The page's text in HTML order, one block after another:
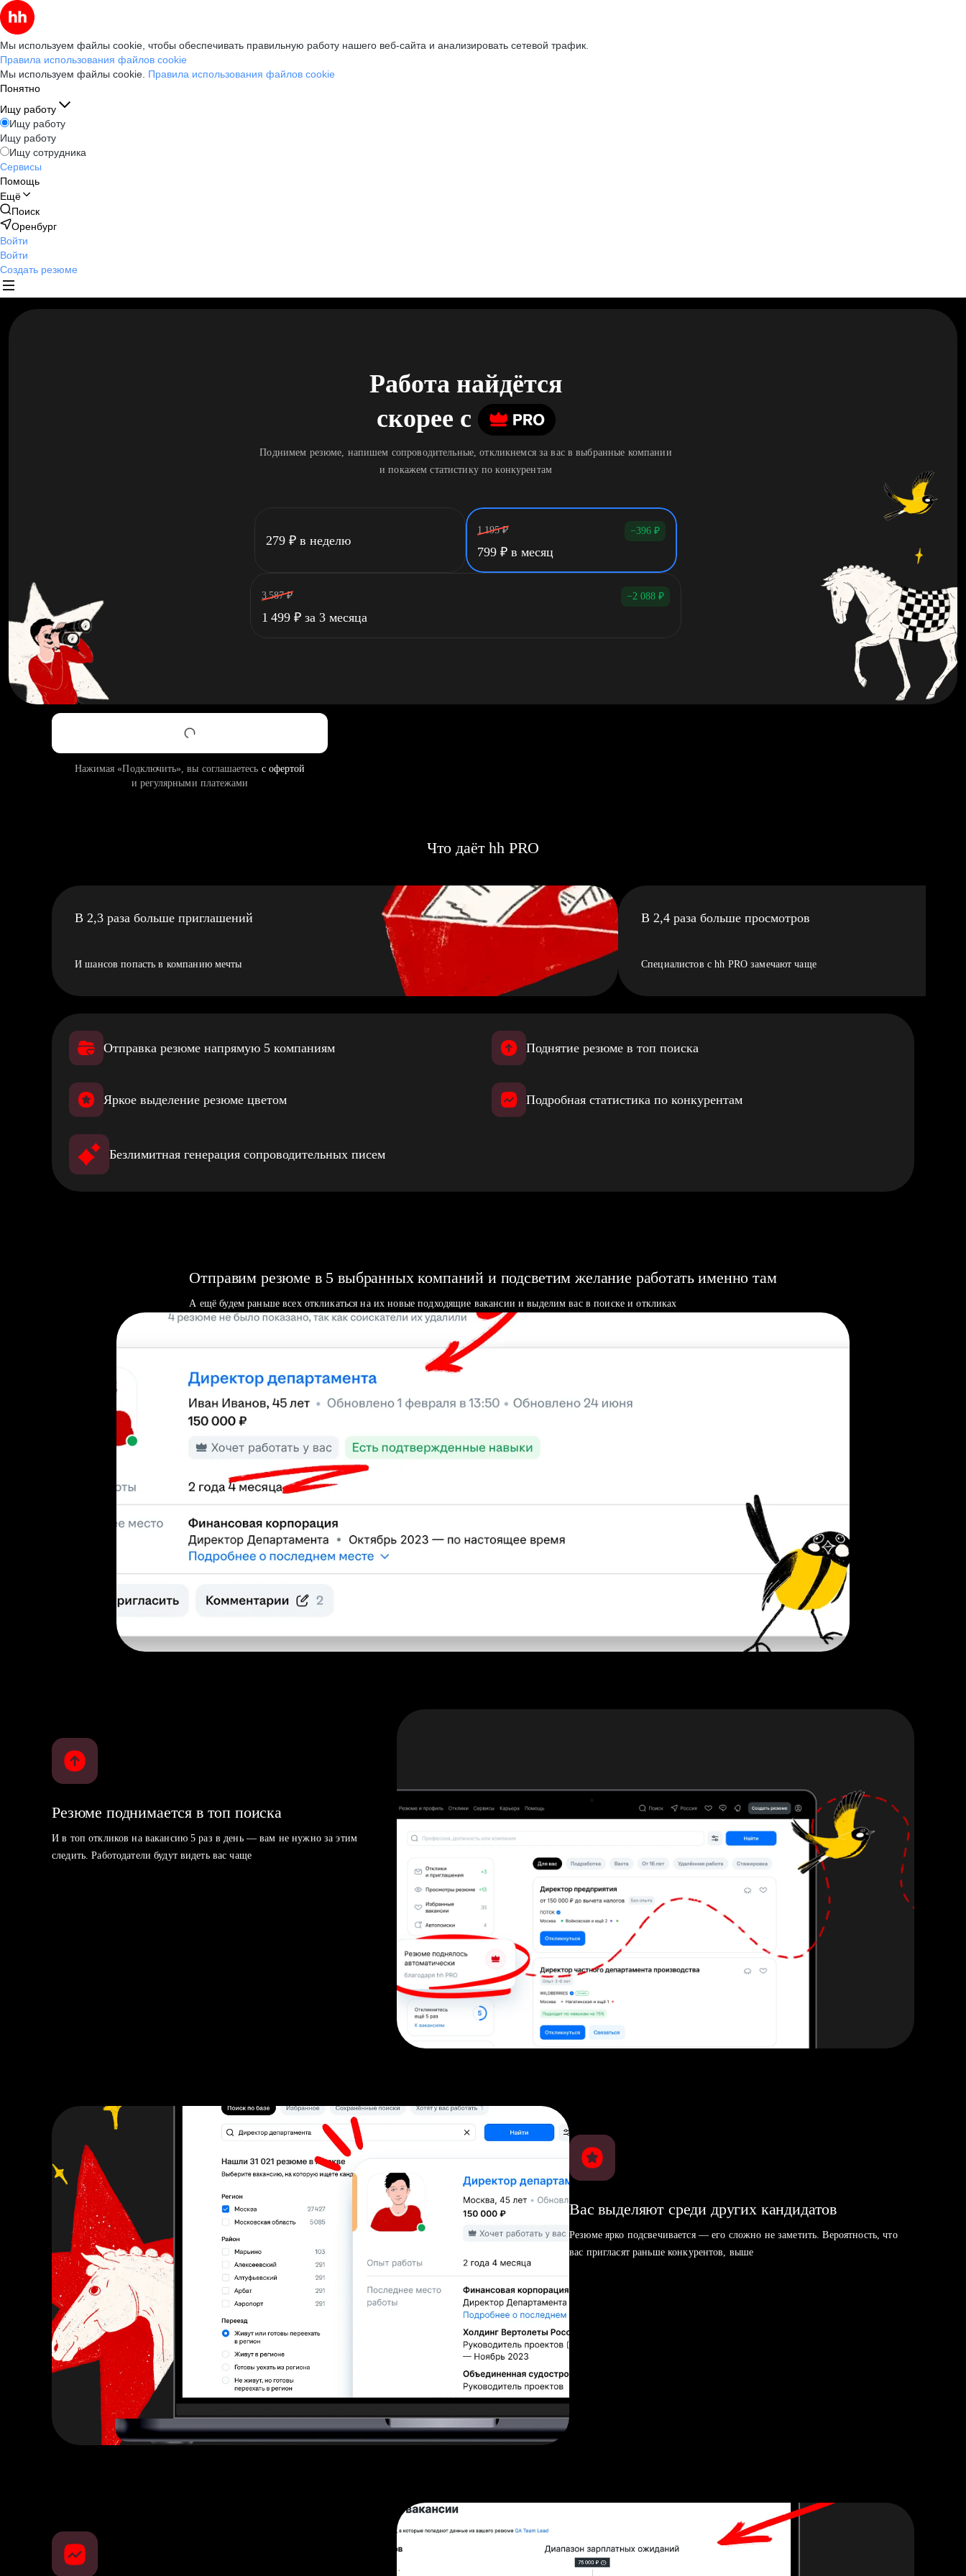
Мы используем файлы cookie, чтобы обеспечивать правильную работу нашего веб-сайта и анализировать сетевой трафик.
Правила использования файлов cookie
Мы используем файлы cookie. Правила использования файлов cookie
Понятно
Ищу работу
Ищу работу
Ищу работу
Ищу сотрудника
Сервисы
Помощь
Ещё
Поиск
Оренбург
Войти
Войти
Создать резюме
Работа найдётся
скорее c
Поднимем резюме, напишем сопроводительные, откликнемся за вас в выбранные компании
и покажем статистику по конкурентам
279 ₽ в неделю
1 195 ₽ −396 ₽
799 ₽ в месяц
3 587 ₽ −2 088 ₽
1 499 ₽ за 3 месяца
Нажимая «Подключить», вы соглашаетесь с офертой
и регулярными платежами
Что даёт hh PRO
В 2,3 раза больше приглашений
И шансов попасть в компанию мечты
В 2,4 раза больше просмотров
Специалистов с hh PRO замечают чаще
Отправка резюме напрямую 5 компаниям Поднятие резюме в топ поиска
Яркое выделение резюме цветом Подробная статистика по конкурентам
Безлимитная генерация сопроводительных писем
Отправим резюме в 5 выбранных компаний и подсветим желание работать именно там
А ещё будем раньше всех откликаться на их новые подходящие вакансии и выделим вас в поиске и откликах
Резюме поднимается в топ поиска
И в топ откликов на вакансию 5 раз в день — вам не нужно за этим
следить. Работодатели будут видеть вас чаще
Вас выделяют среди других кандидатов
Резюме ярко подсвечивается — его сложно не заметить. Вероятность, что
вас пригласят раньше конкурентов, выше